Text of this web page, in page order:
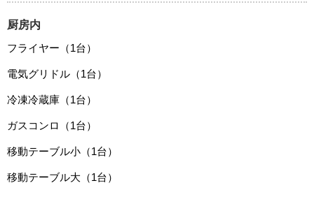
厨房内
フライヤー（1台）
電気グリドル（1台）
冷凍冷蔵庫（1台）
ガスコンロ（1台）
移動テーブル小（1台）
移動テーブル大（1台）